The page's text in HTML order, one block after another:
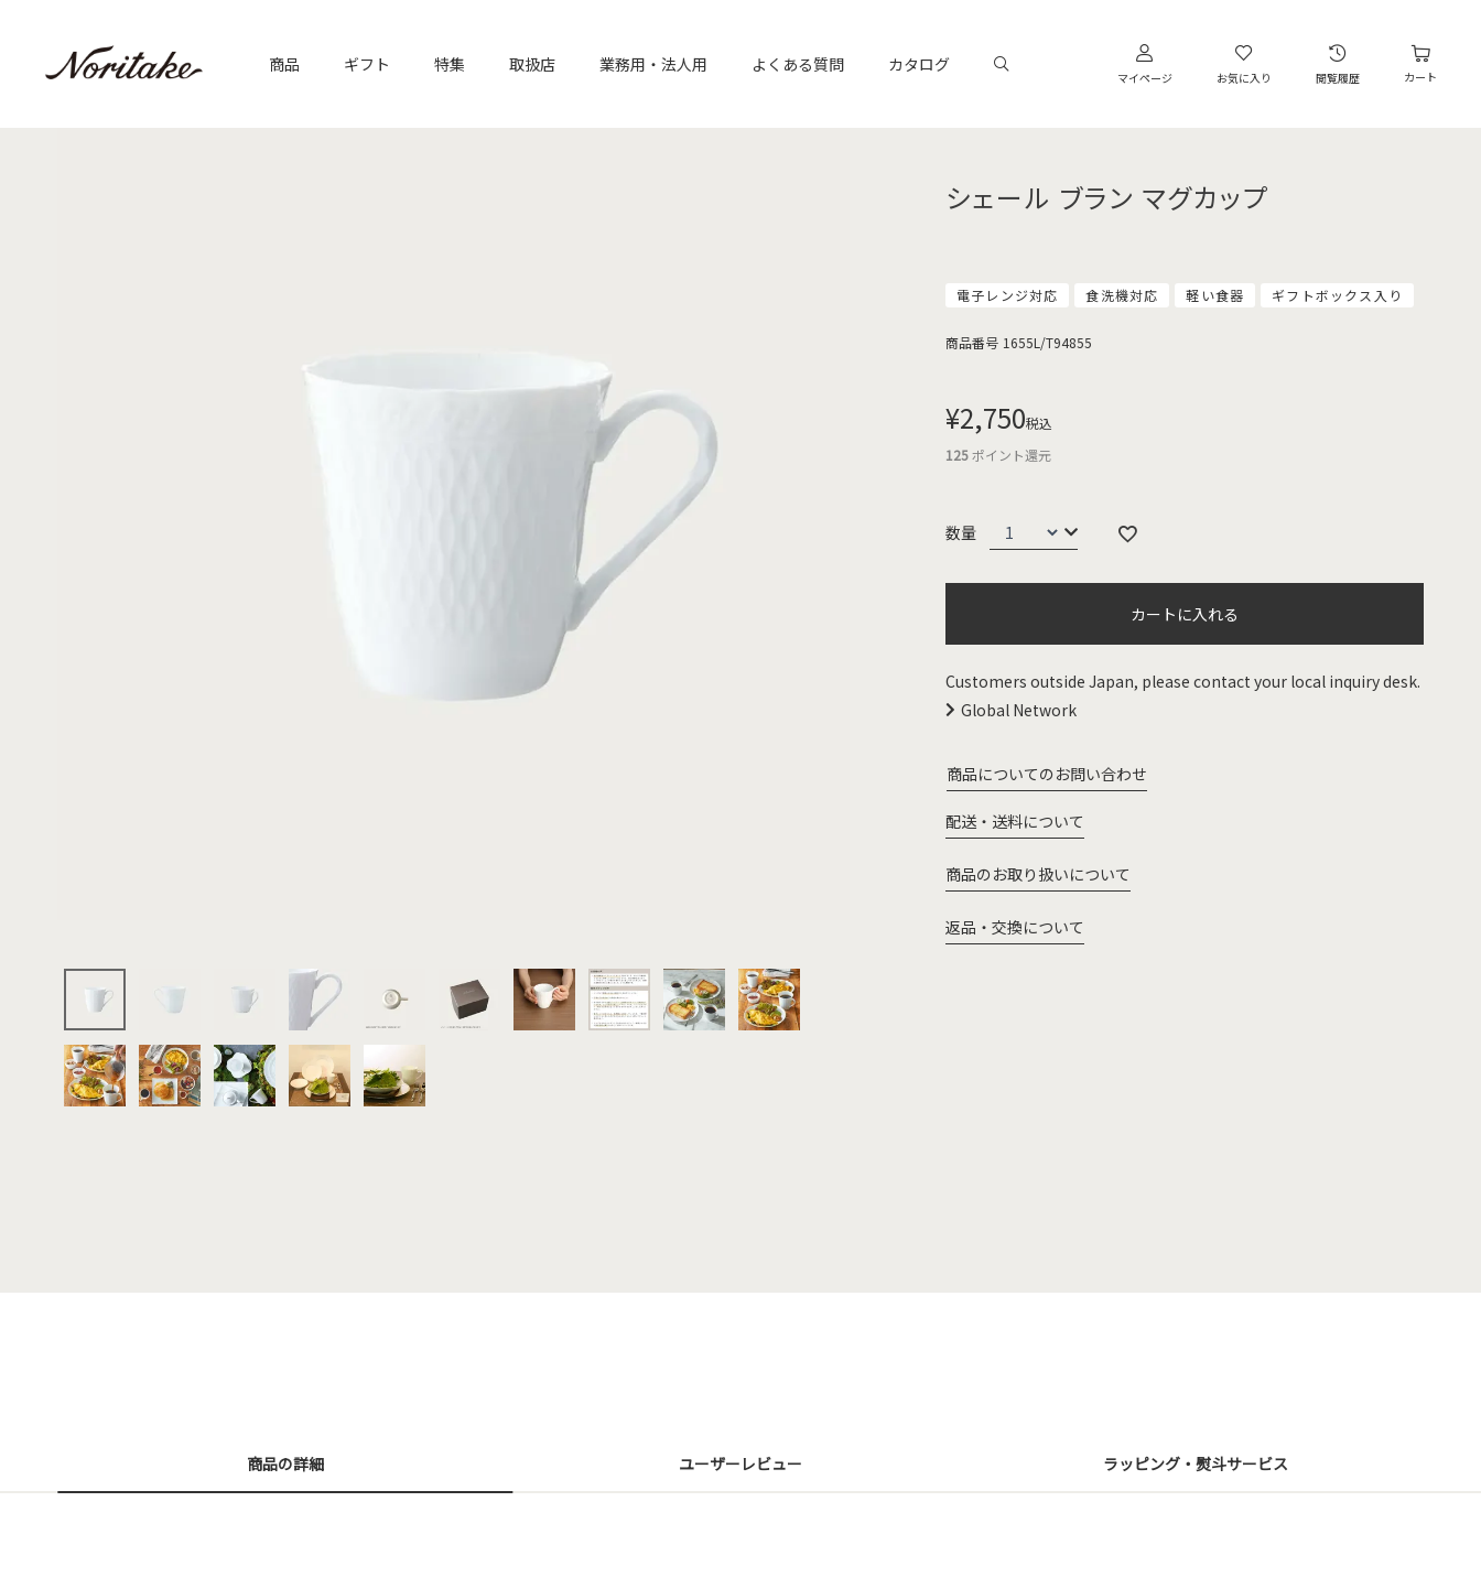
商品 ギフト 特集 取扱店 業務用・法人用 よくある質問 カタログ
マイページ お気に入り 閲覧履歴 カート
シェール ブラン マグカップ
電子レンジ対応 食洗機対応 軽い食器 ギフトボックス入り
商品番号 1655L/T94855
¥2,750税込
125ポイント還元
カートに入れる
Customers outside Japan, please contact your local inquiry desk.
Global Network
商品についてのお問い合わせ
配送・送料について
商品のお取り扱いについて
返品・交換について
商品の詳細 ユーザーレビュー ラッピング・熨斗サービス